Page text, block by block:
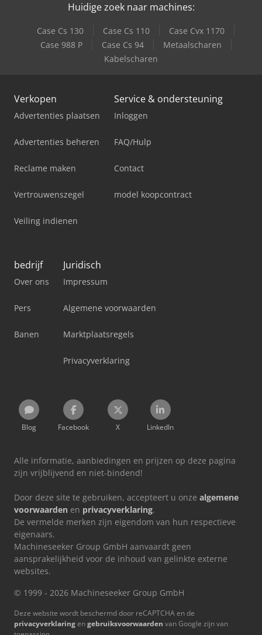
Huidige zoek naar machines:
Case Cs 130 Case Cs 110
Case Cvx 1170
Case 988 P
Case Cs 94
Metaalscharen
Kabelscharen
Verkopen
Advertenties plaatsen
Advertenties beheren
Reclame maken
Vertrouwenszegel
Veiling indienen
Service & ondersteuning
Inloggen
FAQ/Hulp
Contact
model koopcontract
bedrijf
Over ons
Pers
Banen
Juridisch
Impressum
Algemene voorwaarden
Marktplaatsregels
Privacyverklaring
Blog Facebook X LinkedIn
Alle informatie, aanbiedingen en prijzen op deze pagina
zijn vrijblijvend en niet-bindend!
Door deze site te gebruiken, accepteert u onze algemene
voorwaarden en privacyverklaring.
De vermelde merken zijn eigendom van hun respectieve
eigenaars.
Machineseeker Group GmbH aanvaardt geen
aansprakelijkheid voor de inhoud van gelinkte externe
websites.
© 1999 - 2026 Machineseeker Group GmbH
Deze website wordt beschermd door reCAPTCHA en de
privacyverklaringengebruiksvoorwaarden van Google zijn van